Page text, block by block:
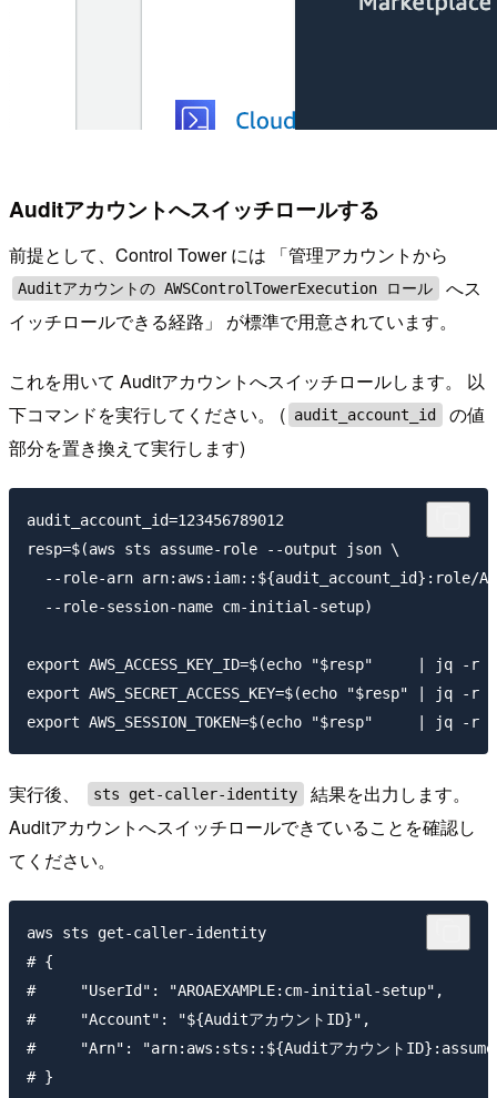
Auditアカウントへスイッチロールする
前提として、Control Tower には 「管理アカウントから
Auditアカウントの AWSControlTowerExecution ロール
へス
イッチロールできる経路」 が標準で用意されています。
これを用いて Auditアカウントへスイッチロールします。 以
下コマンドを実行してください。 ( audit_account_id
の値
部分を置き換えて実行します)
audit_account_id=123456789012
resp=$(aws sts assume-role --output json \
--role-arn arn:aws:iam::${audit_account_id}:role/
  --role-session-name cm-initial-setup)
export AWS_ACCESS_KEY_ID=$(echo "$resp"     | jq -
export AWS_SECRET_ACCESS_KEY=$(echo "$resp" | jq
実行後、 sts get-caller-identity
結果を出力します。
Auditアカウントへスイッチロールできていることを確認し
てください。
aws sts get-caller-identity
# {
#     "UserId": "AROAEXAMPLE:cm-initial-setup",
#     "Account": "${AuditアカウントID}",
#     "Arn": "arn:aws:sts::${Auditアカウント